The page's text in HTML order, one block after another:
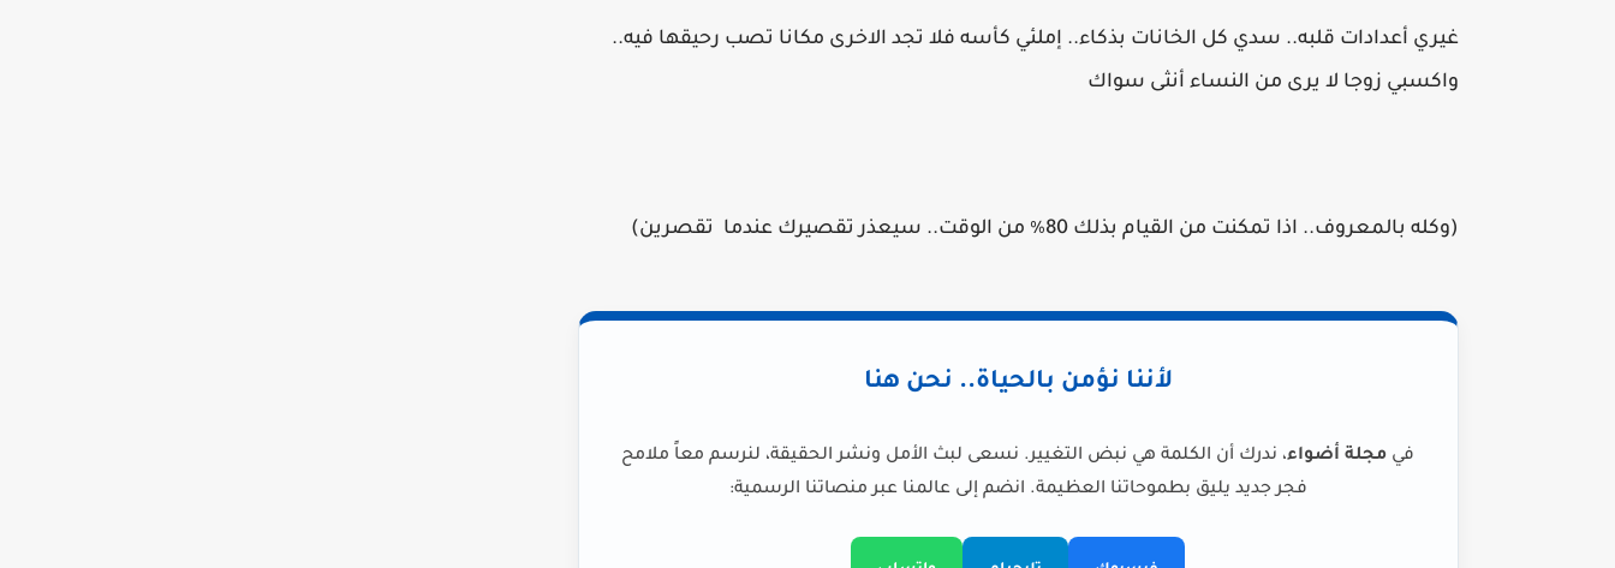
غيري أعدادات قلبه.. سدي كل الخانات بذكاء.. إملئي كأسه فلا تجد الاخرى مكانا تصب رحيقها فيه..
واكسبي زوجا لا يرى من النساء أنثى سواك
(وكله بالمعروف.. اذا تمكنت من القيام بذلك 80٪؜ من الوقت.. سيعذر تقصيرك عندما تقصرين)
لأننا نؤمن بالحياة.. نحن هنا
في مجلة أضواء، ندرك أن الكلمة هي نبض التغيير. نسعى لبث الأمل ونشر الحقيقة، لنرسم معاً ملامح
فجر جديد يليق بطموحاتنا العظيمة. انضم إلى عالمنا عبر منصاتنا الرسمية: